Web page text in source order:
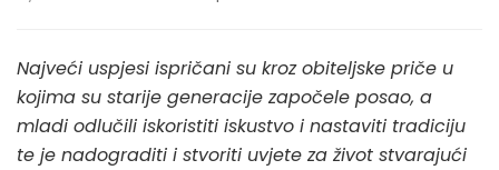
Najveći uspjesi ispričani su kroz obiteljske priče u
kojima su starije generacije započele posao, a
mladi odlučili iskoristiti iskustvo i nastaviti tradiciju
te je nadograditi i stvoriti uvjete za život stvarajući